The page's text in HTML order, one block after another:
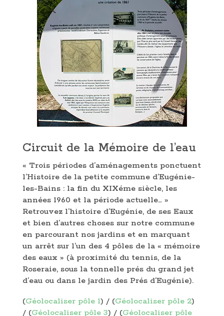
Circuit de la Mémoire de l’eau
« Trois périodes d’aménagements ponctuent
l’Histoire de la petite commune d’Eugénie-
les-Bains : la fin du XIXéme siècle, les
années 1960 et la période actuelle… »
Retrouvez l’histoire d’Eugénie, de ses Eaux
et bien d’autres choses sur notre commune
en parcourant nos jardins et en marquant
un arrêt sur l’un des 4 pôles de la « mémoire
des eaux » (à proximité du tennis, de la
Roseraie, sous la tonnelle prés du grand jet
d’eau ou dans le jardin des Prés d’Eugénie).
(Géolocaliser pôle 1) / (Géolocaliser pôle 2)
/ (Géolocaliser pôle 3) / (Géolocaliser pôle